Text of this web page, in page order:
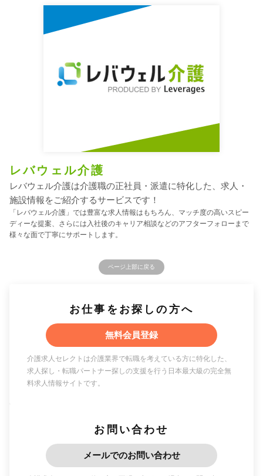
レバウェル介護
レバウェル介護は介護職の正社員・派遣に特化した、求人・
施設情報をご紹介するサービスです！
「レバウェル介護」では豊富な求人情報はもちろん、マッチ度の高いスピー
ディーな提案、さらには入社後のキャリア相談などのアフターフォローまで
様々な面で丁寧にサポートします。
ページ上部に戻る
お仕事をお探しの方へ
無料会員登録
介護求人セレクトは介護業界で転職を考えている方に特化した、
求人探し・転職パートナー探しの支援を行う日本最大級の完全無
料求人情報サイトです。
お問い合わせ
メールでのお問い合わせ